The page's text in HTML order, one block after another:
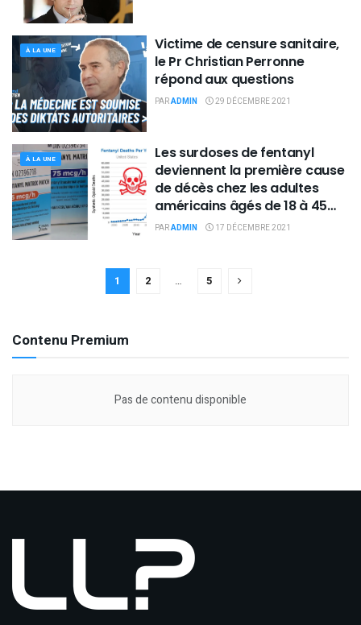
À LA UNE
Victime de censure sanitaire,
le Pr Christian Perronne
répond aux questions
PARADMIN 29 DÉCEMBRE 2021
À LA UNE
Les surdoses de fentanyl
deviennent la première cause
de décès chez les adultes
américains âgés de 18 à 45
ans : « Une urgence nationale
PARADMIN 17 DÉCEMBRE 2021
1 2 … 5
Contenu Premium
Pas de contenu disponible